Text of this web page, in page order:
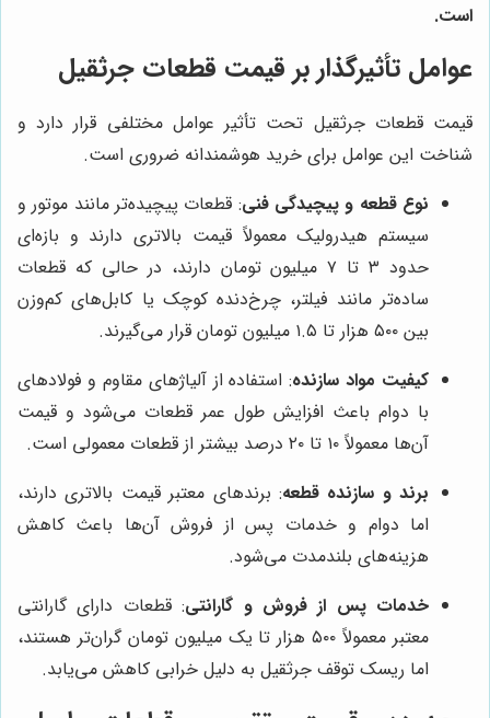
است.
عوامل تأثیرگذار بر قیمت قطعات جرثقیل
قیمت قطعات جرثقیل تحت تأثیر عوامل مختلفی قرار دارد و
شناخت این عوامل برای خرید هوشمندانه ضروری است.
نوع قطعه و پیچیدگی فنی: قطعات پیچیده‌تر مانند موتور و
سیستم هیدرولیک معمولاً قیمت بالاتری دارند و بازه‌ای
حدود ۳ تا ۷ میلیون تومان دارند، در حالی که قطعات
ساده‌تر مانند فیلتر، چرخ‌دنده کوچک یا کابل‌های کم‌وزن
بین ۵۰۰ هزار تا ۱.۵ میلیون تومان قرار می‌گیرند.
کیفیت مواد سازنده: استفاده از آلیاژهای مقاوم و فولادهای
با دوام باعث افزایش طول عمر قطعات می‌شود و قیمت
آن‌ها معمولاً ۱۰ تا ۲۰ درصد بیشتر از قطعات معمولی است.
برند و سازنده قطعه: برندهای معتبر قیمت بالاتری دارند،
اما دوام و خدمات پس از فروش آن‌ها باعث کاهش
هزینه‌های بلندمدت می‌شود.
خدمات پس از فروش و گارانتی: قطعات دارای گارانتی
معتبر معمولاً ۵۰۰ هزار تا یک میلیون تومان گران‌تر هستند،
اما ریسک توقف جرثقیل به دلیل خرابی کاهش می‌یابد.